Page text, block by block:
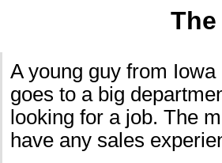
A young guy from
goes to a big
looking for a job. The
have any sales